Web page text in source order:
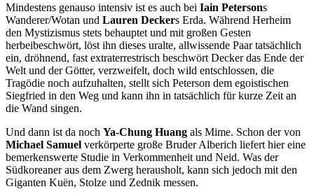
Mindestens genauso intensiv ist es auch bei Iain Petersons
Wanderer/Wotan und Lauren Deckers Erda. Während Herheim
den Mystizismus stets behauptet und mit großen Gesten
herbeibeschwört, löst ihn dieses uralte, allwissende Paar tatsächlich
ein, dröhnend, fast extraterrestrisch beschwört Decker das Ende der
Welt und der Götter, verzweifelt, doch wild entschlossen, die
Tragödie noch aufzuhalten, stellt sich Peterson dem egoistischen
Siegfried in den Weg und kann ihn in tatsächlich für kurze Zeit an
die Wand singen.
Und dann ist da noch Ya-Chung Huang als Mime. Schon der von
Michael Samuel verkörperte große Bruder Alberich liefert hier eine
bemerkenswerte Studie in Verkommenheit und Neid. Was der
Südkoreaner aus dem Zwerg herausholt, kann sich jedoch mit den
Giganten Kuën, Stolze und Zednik messen.